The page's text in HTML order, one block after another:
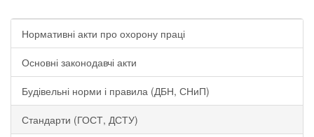
Нормативні акти про охорону праці
Основні законодавчі акти
Будівельні норми і правила (ДБН, СНиП)
Стандарти (ГОСТ, ДСТУ)